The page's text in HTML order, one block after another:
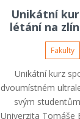
Unikátní
létání na
Fakulty
Unikátní kurz
dvoumístném
svým
Univerzita Tomáše